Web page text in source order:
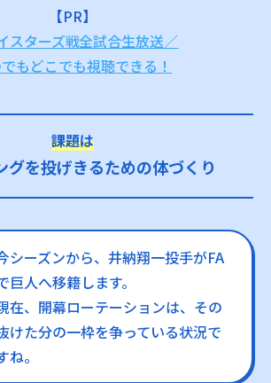
【PR】
スターズ戦全試合生放送／
もどこでも視聴できる！
課題は
グを投げきるための体づくり
シーズンから、井納翔一投手がFA
巨人へ移籍します。
在、開幕ローテーションは、その
けた分の一枠を争っている状況で
ね。